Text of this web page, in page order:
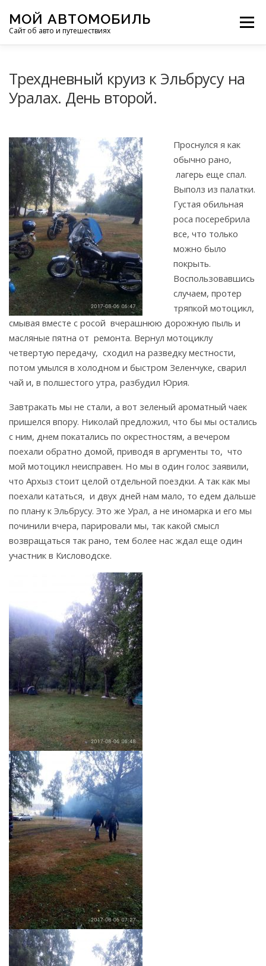
содержимому
МОЙ АВТОМОБИЛЬ
Сайт об авто и путешествиях
Меню
ФОТООТЧЕТЫ ОСТАЛЬНОЕ
Трехдневный круиз к Эльбрусу на
Уралах. День второй.
Проснулся я как
обычно рано,
лагерь еще спал.
Выполз из палатки.
Густая обильная
роса посеребрила
все, что только
можно было
покрыть.
Воспользовавшись
случаем, протер
тряпкой мотоцикл,
смывая вместе с росой вчерашнюю дорожную пыль и
масляные пятна от ремонта. Вернул мотоциклу
четвертую передачу, сходил на разведку местности,
потом умылся в холодном и быстром Зеленчуке, сварил
чай и, в полшестого утра, разбудил Юрия.
Завтракать мы не стали, а вот зеленый ароматный чаек
пришелся впору. Николай предложил, что бы мы остались
с ним, днем покатались по окрестностям, а вечером
поехали обратно домой, приводя в аргументы то, что
мой мотоцикл неисправен. Но мы в один голос заявили,
что Архыз стоит целой отдельной поездки. А так как мы
поехали кататься, и двух дней нам мало, то едем дальше
по плану к Эльбрусу. Это же Урал, а не иномарка и его мы
починили вчера, парировали мы, так какой смысл
возвращаться так рано, тем более нас ждал еще один
участник в Кисловодске.